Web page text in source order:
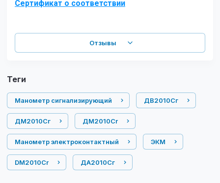
Сертификат о соответствии
Отзывы
теги
Манометр сигнализирующий ДВ2010Сг
ДМ2010Сг ДМ2010Cr
Манометр электроконтактный ЭКМ
DM2010Cr ДА2010Сг